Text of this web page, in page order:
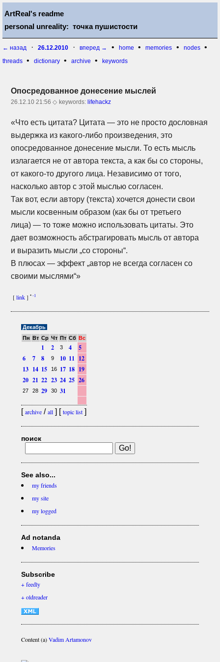
ArtReal's readme
personal unreality: точка пушистости
← назад · 26.12.2010 · вперед → • home • memories • nodes •
threads • dictionary • archive • keywords
Опосредованное донесение мыслей
26.12.10 21:56 ◇ keywords:lifehackz
«Что есть цитата? Цитата — это не просто дословная
выдержка из какого-либо произведения, это
опосредованное донесение мысли. То есть мысль
излагается не от автора текста, а как бы со стороны,
от какого-то другого лица. Независимо от того,
насколько автор с этой мыслью согласен.
Так вот, если автору (текста) хочется донести свои
мысли косвенным образом (как бы от третьего
лица) — то тоже можно использовать цитаты. Это
дает возможность абстрагировать мысль от автора
и выразить мысли „со стороны“.
В плюсах — эффект „автор не всегда согласен со
своими мыслями“»
[link]•-1
Декабрь
Пн Вт Ср Чт Пт Сб Вс
1 2 3 4
5
6
7 8 9 10 11 12
13 14 15 16 17 18 19
20 21 22 23 24 25 26
27 28 29 30 31
[archive/all] [topic list]
поиск
See also...
my friends
my site
my logged
Ad notanda
Memories
Subscribe
+ feedly
+ oldreader
Content (a)Vadim Artamonov